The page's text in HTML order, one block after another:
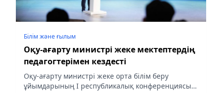
Білім және ғылым
Оқу-ағарту министрі жеке мектептердің
педагогтерімен кездесті
Оқу-ағарту министрі жеке орта білім беру
ұйымдарының І республикалық конференциясы